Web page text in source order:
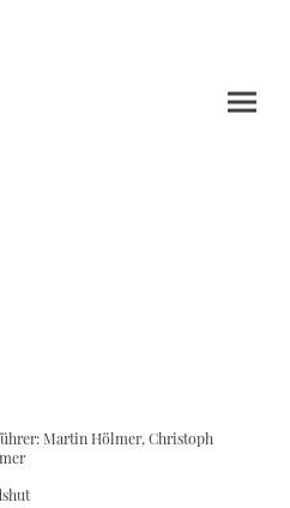
Martin Hölmer, Christoph